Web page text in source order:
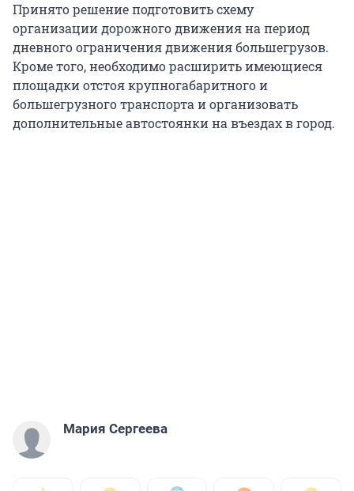
Принято решение подготовить схему
организации дорожного движения на период
дневного ограничения движения большегрузов.
Кроме того, необходимо расширить имеющиеся
площадки отстоя крупногабаритного и
большегрузного транспорта и организовать
дополнительные автостоянки на въездах в город.
Мария Сергеева